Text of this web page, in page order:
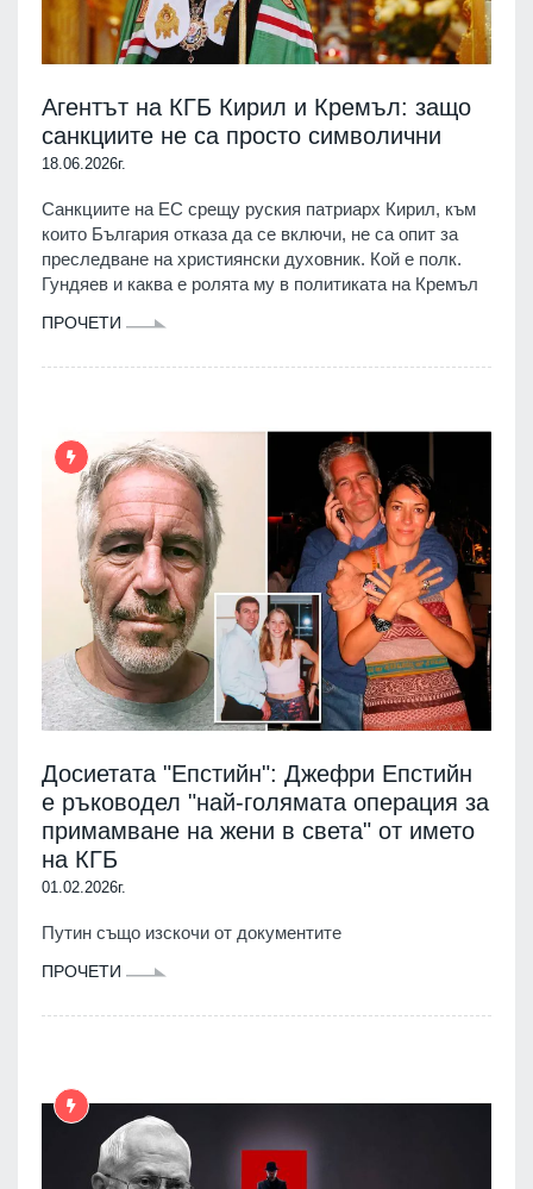
Агентът на КГБ Кирил и Кремъл: защо
санкциите не са просто символични
18.06.2026г.
Санкциите на ЕС срещу руския патриарх Кирил, към
които България отказа да се включи, не са опит за
преследване на християнски духовник. Кой е полк.
Гундяев и каква е ролята му в политиката на Кремъл
ПРОЧЕТИ
Досиетата "Епстийн": Джефри Епстийн
е ръководел "най-голямата операция за
примамване на жени в света" от името
на КГБ
01.02.2026г.
Путин също изскочи от документите
ПРОЧЕТИ